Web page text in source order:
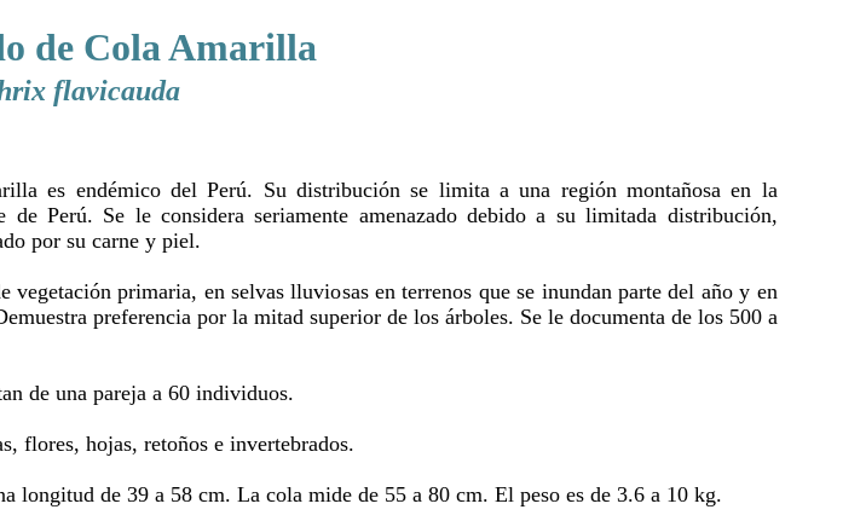
de Cola Amarilla
flavicauda
es endémico del Perú. Su distribución se limita a una región montañosa en la
Perú. Se le considera seriamente amenazado debido a su limitada distribución,
por su carne y piel.
vegetación primaria, en selvas lluviosas en terrenos que se inundan parte del año y en
preferencia por la mitad superior de los árboles. Se le documenta de los 500 a
de una pareja a 60 individuos.
flores, hojas, retoños e invertebrados.
longitud de 39 a 58 cm. La cola mide de 55 a 80 cm. El peso es de 3.6 a 10 kg.